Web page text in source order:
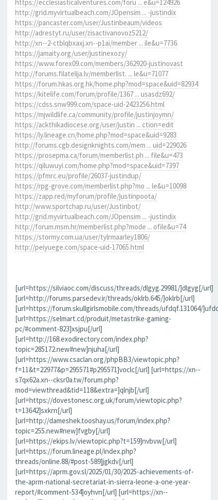
https://ecclesiasticalventures.com/foru ... e&u=124926
http://grid.myvirtualbeach.com/JOpensim ... -justindix
https://pancaster.com/user/Justinbeaum/videos
http://adrestyt.ru/user/zisactivanovoz5212/
http://xn--2-ctblqbxaxj.xn--p1ai/member ... ile&u=7736
https://jamaity.org/user/justinexozy/
https://www.forex09.com/members/362920-justinovast
http://forums.filatelija.lv/memberlist. ... le&u=71077
https://forum.hkas.org.hk/home.php?mod=space&uid=82934
https://kitelife.com/forum/profile/1367 ... usasdz692/
https://cdss.snw999.com/space-uid-2423256.html
https://mjwildlife.ca/community/profile/justinjoymn/
https://ackthikadiocese.org/user/justin ... ction=edit
https://ly.lineage.cn/home.php?mod=space&uid=9283
http://forums.cgb.designknights.com/mem ... uid=229026
https://prosepma.ca/forum/memberlist.ph ... file&u=473
https://qiluwuyi.com/home.php?mod=space&uid=7397
https://pfmrc.eu/profile/26037-justindup/
https://rpg-grove.com/memberlist.php?mo ... le&u=10098
https://zapp.red/myforum/profile/justinpoota/
http://www.sportchap.ru/user/Justinbot/
http://grid.myvirtualbeach.com/JOpensim ... -justindix
http://forum.msm.hr/memberlist.php?mode ... ofile&u=74
https://stormy.com.ua/user/tylrmaarley1806/
http://peiyuege.com/space-uid-17065.html
[url=https://silviaoc.com/discuss/threads/dlgyg.29981/]dlgyg[/url]
[url=http://forums.parsedev.ir/threads/oklrb.645/]oklrb[/url]
[url=https://forum.skullgirlsmobile.com/threads/ufdqf.131064/
[url=https://selmart.cd/produit/metastrike-gaming-
pc/#comment-823]xsjpu[/url]
[url=http://168.exodirectory.com/index.php?
topic=285172.new#new]njuha[/url]
[url=https://www.csaclan.org/phpBB3/viewtopic.php?
f=11&t=22977&p=295571#p295571]voclc[/url] [url=https://xn--
s7qx62a.xn--cksr0a.tw/forum.php?
mod=viewthread&tid=118&extra=]qlnjb[/url]
[url=https://dovestonesc.org.uk/forum/viewtopic.php?
t=13642]sxkrn[/url]
[url=http://dameshek.tooshay.us/forum/index.php?
topic=255.new#new]fvgby[/url]
[url=https://ekips.lv/viewtopic.php?t=159]nvbvw[/url]
[url=https://forum.lineage.pl/index.php?
threads/online.88/#post-589]jgkdv[/url]
[url=https://aprm.gov.sl/2025/01/30/2025-achievements-of-
the-aprm-national-secretariat-in-sierra-leone-a-one-year-
report/#comment-534]oyhvn[/url] [url=https://xn--